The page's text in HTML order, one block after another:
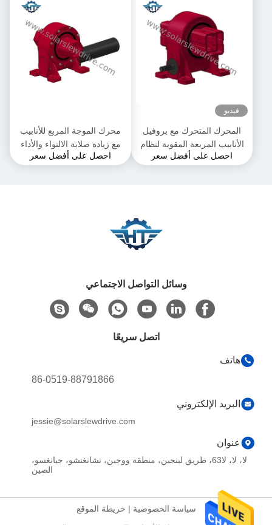
فيديو
المحرك المتحرك مع بروفيل
الأنابيب المربعة المقوية لنظام
تتبع الطاقة الشمسية
احصل على أفضل سعر
محرك الموجة المربع للأنابيب
مع زيادة صلابة الالتواء والأداء
لنظم تتبع الطاقة الشمسية ذات
احصل على أفضل سعر
وسائل التواصل الاجتماعي
اتصل سريعًا
هاتف
86-0519-88791866
البريد الإلكتروني
jessie@solarslewdrive.com
عنوان
لا، لا، لا63، طريق لينجين، منطقة ووجين، تشانغتشو، جيانغسو،
الصين
سياسة الخصوصية|خريطة الموقع